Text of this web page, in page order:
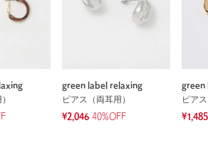
green label relaxing
ピアス（両耳用）
¥2,046 40%OFF
green
ピア
¥1,485